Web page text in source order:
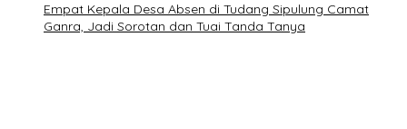
Empat Kepala Desa Absen di Tudang Sipulung Camat
Ganra, Jadi Sorotan dan Tuai Tanda Tanya